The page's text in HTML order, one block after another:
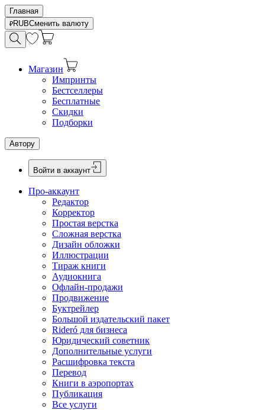
Главная
RUBСменить валюту
Магазин
Импринты
Бестселлеры
Бесплатные
Скидки
Подборки
Автору
Войти в аккаунт
Про-аккаунт
Редактор
Корректор
Простая верстка
Сложная верстка
Дизайн обложки
Иллюстрации
Тираж книги
Аудиокнига
Офлайн-продажи
Продвижение
Буктрейлер
Большой издательский пакет
Rideró для бизнеса
Юридический советник
Дополнительные услуги
Расшифровка текста
Перевод
Книги в аэропортах
Публикация
Все услуги